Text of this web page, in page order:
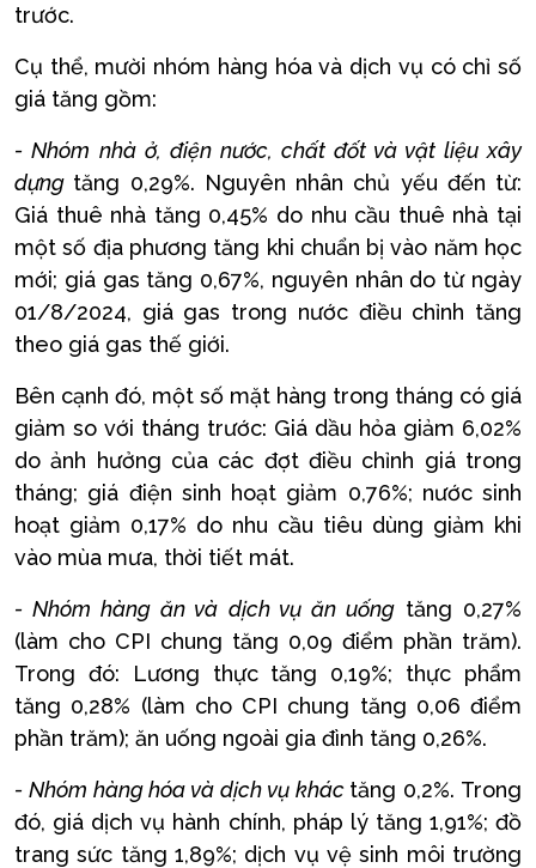
trước.
Cụ thể, mười nhóm hàng hóa và dịch vụ có chỉ số
giá tăng gồm:
- Nhóm nhà ở, điện nước, chất đốt và vật liệu xây
dựng tăng 0,29%. Nguyên nhân chủ yếu đến từ:
Giá thuê nhà tăng 0,45% do nhu cầu thuê nhà tại
một số địa phương tăng khi chuẩn bị vào năm học
mới; giá gas tăng 0,67%, nguyên nhân do từ ngày
01/8/2024, giá gas trong nước điều chỉnh tăng
theo giá gas thế giới.
Bên cạnh đó, một số mặt hàng trong tháng có giá
giảm so với tháng trước: Giá dầu hỏa giảm 6,02%
do ảnh hưởng của các đợt điều chỉnh giá trong
tháng; giá điện sinh hoạt giảm 0,76%; nước sinh
hoạt giảm 0,17% do nhu cầu tiêu dùng giảm khi
vào mùa mưa, thời tiết mát.
-Nhóm hàng ăn và dịch vụ ăn uốngtăng 0,27%
(làm cho CPI chung tăng 0,09 điểm phần trăm).
Trong đó: Lương thực tăng 0,19%; thực phẩm
tăng 0,28% (làm cho CPI chung tăng 0,06 điểm
phần trăm); ăn uống ngoài gia đình tăng 0,26%.
- Nhóm hàng hóa và dịch vụ khác tăng 0,2%. Trong
đó, giá dịch vụ hành chính, pháp lý tăng 1,91%; đồ
trang sức tăng 1,89%; dịch vụ vệ sinh môi trường